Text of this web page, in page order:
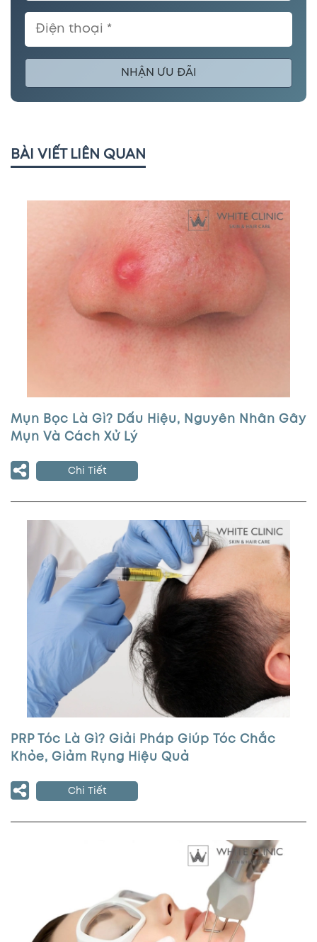
NHẬN ƯU ĐÃI
BÀI VIẾT LIÊN QUAN
Mụn Bọc Là Gì? Dấu Hiệu, Nguyên Nhân Gây
Mụn Và Cách Xử Lý
Chi Tiết
PRP Tóc Là Gì? Giải Pháp Giúp Tóc Chắc
Khỏe, Giảm Rụng Hiệu Quả
Chi Tiết